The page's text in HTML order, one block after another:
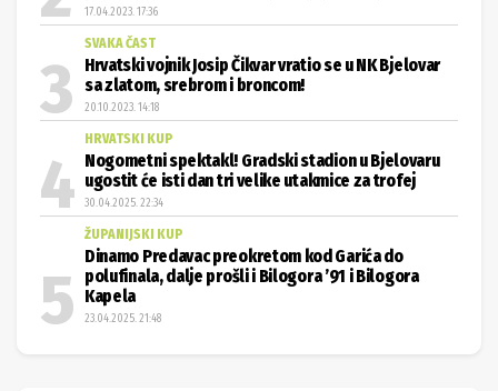
17.04.2023. 17:36
SVAKA ČAST
Hrvatski vojnik Josip Čikvar vratio se u NK Bjelovar
sa zlatom, srebrom i broncom!
20.10.2023. 14:18
HRVATSKI KUP
Nogometni spektakl! Gradski stadion u Bjelovaru
ugostit će isti dan tri velike utakmice za trofej
30.04.2025. 22:34
ŽUPANIJSKI KUP
Dinamo Predavac preokretom kod Garića do
polufinala, dalje prošli i Bilogora ’91 i Bilogora
Kapela
23.04.2025. 21:48